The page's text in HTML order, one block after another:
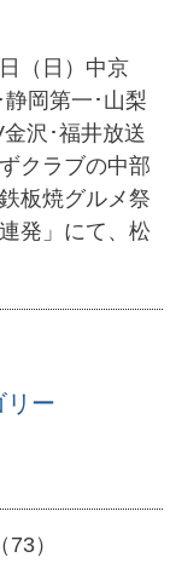
（日）中京
岡第一･山梨
沢･福井放送
クラブの中部
板焼グルメ祭
発」にて、松
リー
）